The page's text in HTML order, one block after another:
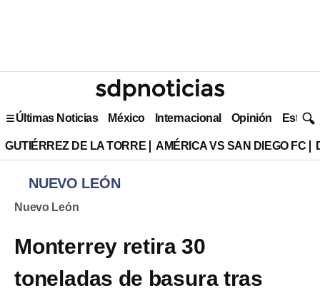
Últimas Noticias México Internacional Opinión Estilo
GUTIÉRREZ DE LA TORRE AMÉRICA VS SAN DIEGO FC
NUEVO LEÓN
Nuevo León
Monterrey retira 30
toneladas de basura tras